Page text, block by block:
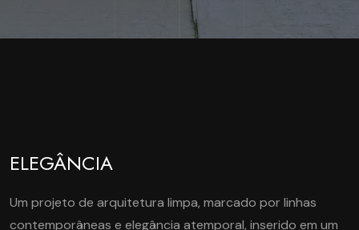
ELEGÂNCIA
Um projeto de arquitetura limpa, marcado por linhas
contemporâneas e elegância atemporal, inserido em um